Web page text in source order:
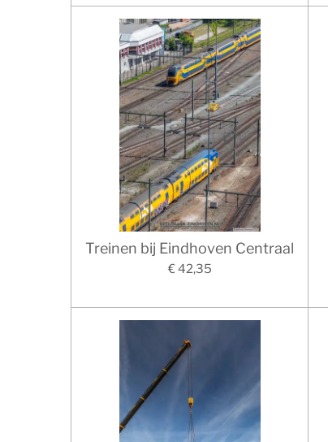
Treinen bij Eindhoven Centraal
€ 42,35